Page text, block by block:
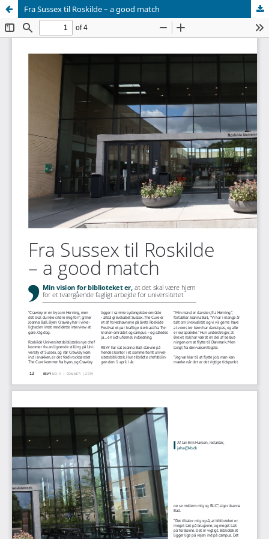
Fra Sussex til Roskilde – a good match